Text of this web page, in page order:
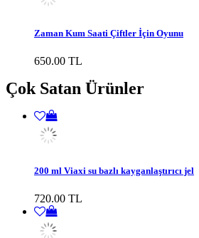
Zaman Kum Saati Çiftler İçin Oyunu
650.00 TL
Çok Satan Ürünler
200 ml Viaxi su bazlı kayganlaştırıcı jel
720.00 TL